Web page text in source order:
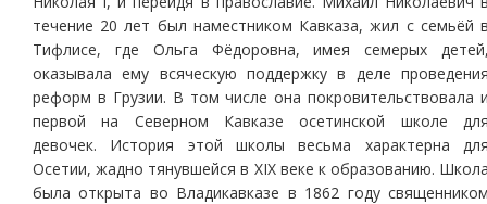
течение 20 лет был наместником Кавказа, жил с семьёй
Тифлисе, где Ольга Фёдоровна, имея семерых
оказывала ему всяческую поддержку в деле
реформ в Грузии. В том числе она покровительствовала
первой на Северном Кавказе осетинской школе
девочек. История этой школы весьма характерна
Осетии, жадно тянувшейся в XIX веке к образованию.
была открыта во Владикавказе в 1862 году